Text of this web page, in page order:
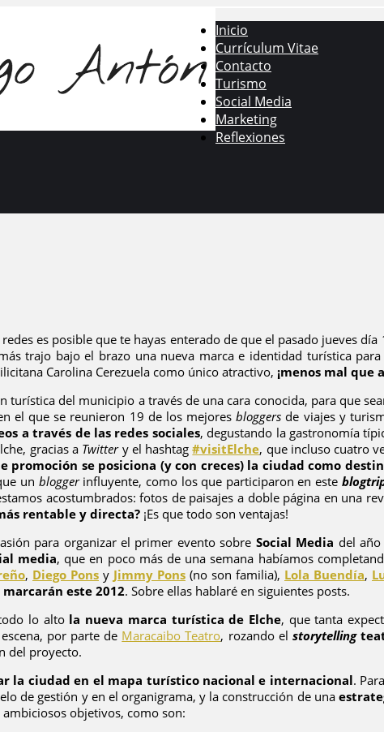
Inicio
Currículum Vitae
Contacto
Turismo
Social Media
Marketing
Reflexiones
es posible que te hayas enterado de que el pasado jueves día
trajo bajo el brazo una nueva marca e identidad turística para
Carolina Cerezuela como único atractivo, ¡menos mal que
turística del municipio a través de una cara conocida, para que
el que se reunieron 19 de los mejoresbloggers de viajes y
a través de las redes sociales, degustando la gastronomía
gracias a Twittery el hashtag#visitElche, que incluso cuatro
promoción se posiciona (y con creces) la ciudad como
un bloggerinfluyente, como los que participaron en este
acostumbrados: fotos de paisajes a doble página en una
rentable y directa? ¡Es que todo son ventajas!
para organizar el primer evento sobre Social Media del año
media, que en poco más de una semana habíamos
, Diego Pons y Jimmy Pons (no son familia), Lola Buendía,
este 2012. Sobre ellas hablaré en siguientes posts.
lo alto la nueva marca turística de Elche, que tanta
por parte de Maracaibo Teatro, rozando el storytelling
del proyecto.
la ciudad en el mapa turístico nacional e internacional.
de gestión y en el organigrama, y la construcción de una
objetivos, como son: